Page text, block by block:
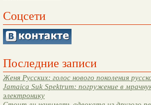
Соцсети
Последние записи
Женя Русских: голос нового поколения
Jamaica Suk Spektrum: погружение в
электронику